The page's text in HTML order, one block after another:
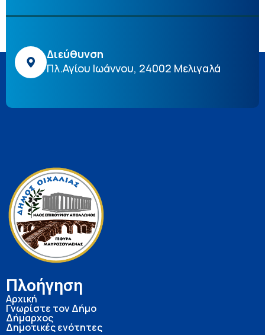
Διεύθυνση
Πλ.Αγίου Ιωάννου, 24002 Μελιγαλά
Πλοήγηση
Αρχική
Γνωρίστε τον Δήμο
Δήμαρχος
Δημοτικές ενότητες